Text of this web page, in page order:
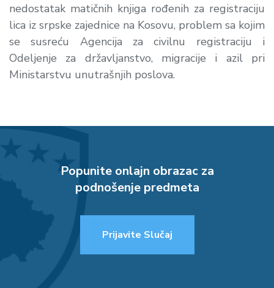
nedostatak matičnih knjiga rođenih za registraciju
lica iz srpske zajednice na Kosovu, problem sa kojim
se susreću Agencija za civilnu registraciju i
Odeljenje za državljanstvo, migracije i azil pri
Ministarstvu unutrašnjih poslova.
Popunite onlajn obrazac za
podnošenje predmeta
Prijavite Slučaj